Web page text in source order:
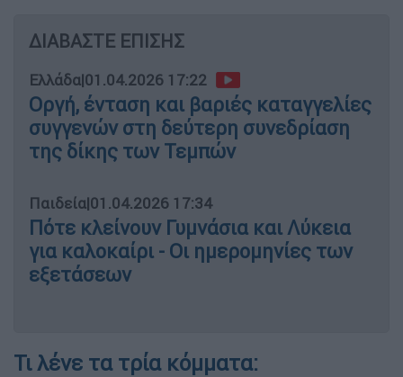
ΔΙΑΒΑΣΤΕ ΕΠΙΣΗΣ
Ελλάδα|01.04.2026 17:22
Οργή, ένταση και βαριές καταγγελίες
συγγενών στη δεύτερη συνεδρίαση
της δίκης των Τεμπών
Παιδεία|01.04.2026 17:34
Πότε κλείνουν Γυμνάσια και Λύκεια
για καλοκαίρι - Οι ημερομηνίες των
εξετάσεων
Τι λένε τα τρία κόμματα: